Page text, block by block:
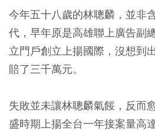
今年五十八歲的林聰麟，並非
代，早年原是高雄聯上廣告副
立門戶創立上揚國際，沒想到
賠了三千萬元。
失敗並未讓林聰麟氣餒，反而
盛時期上揚全台一年接案量高